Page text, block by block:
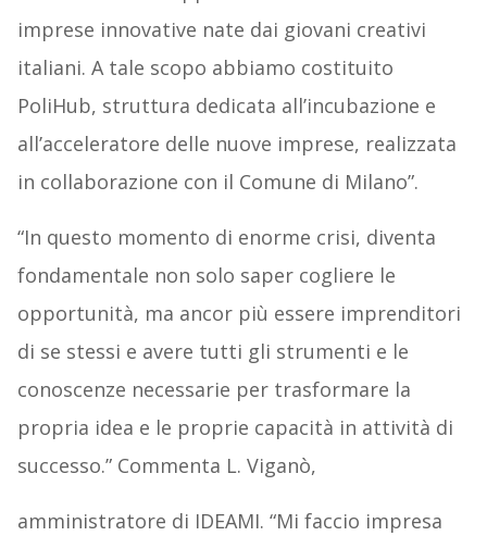
imprese innovative nate dai giovani creativi
italiani. A tale scopo abbiamo costituito
PoliHub, struttura dedicata all’incubazione e
all’acceleratore delle nuove imprese, realizzata
in collaborazione con il Comune di Milano”.
“In questo momento di enorme crisi, diventa
fondamentale non solo saper cogliere le
opportunità, ma ancor più essere imprenditori
di se stessi e avere tutti gli strumenti e le
conoscenze necessarie per trasformare la
propria idea e le proprie capacità in attività di
successo.” Commenta L. Viganò,
amministratore di IDEAMI. “Mi faccio impresa